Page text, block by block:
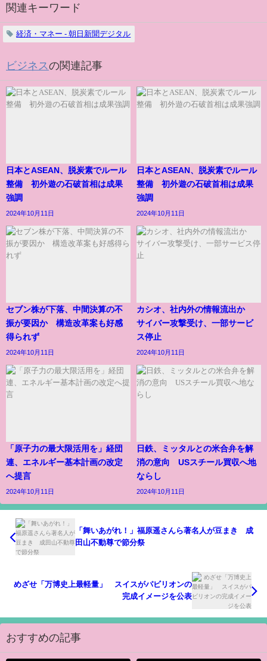
関連キーワード
経済・マネー - 朝日新聞デジタル
ビジネスの関連記事
日本とASEAN、脱炭素でルール
整備 初外遊の石破首相は成果
強調
2024年10月11日
日本とASEAN、脱炭素でルール
整備 初外遊の石破首相は成果
強調
2024年10月11日
セブン株が下落、中間決算の不
振が要因か 構造改革案も好感
得られず
2024年10月11日
カシオ、社内外の情報流出か
サイバー攻撃受け、一部サービ
ス停止
2024年10月11日
「原子力の最大限活用を」経団
連、エネルギー基本計画の改定
へ提言
2024年10月11日
日鉄、ミッタルとの米合弁を解
消の意向 USスチール買収へ地
ならし
2024年10月11日
「舞いあがれ！」福原遥さんら著名人が豆まき 成
田山不動尊で節分祭
めざせ「万博史上最軽量」 スイスがパビリオンの
完成イメージを公表
おすすめの記事